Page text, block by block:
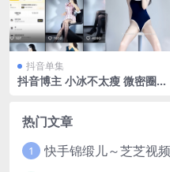
抖音单集
抖音博主 小冰不太瘦 微密圈
热门文章
1 快手锦缎儿～芝芝视